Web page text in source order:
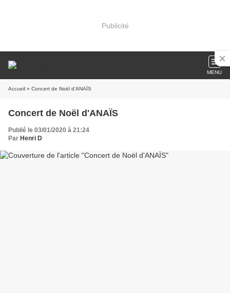
Publicité
MENU
Accueil » Concert de Noël d'ANAÏS
Concert de Noël d'ANAÏS
Publié le 03/01/2020 à 21:24
Par Henri D